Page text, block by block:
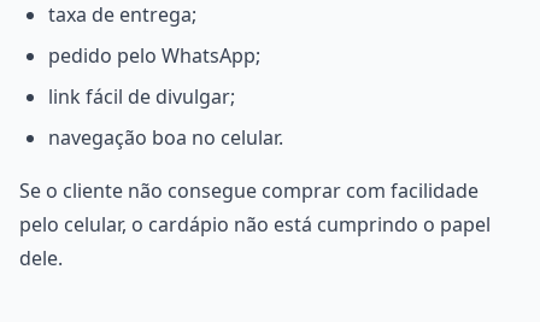
taxa de entrega;
pedido pelo WhatsApp;
link fácil de divulgar;
navegação boa no celular.
Se o cliente não consegue comprar com facilidade
pelo celular, o cardápio não está cumprindo o papel
dele.